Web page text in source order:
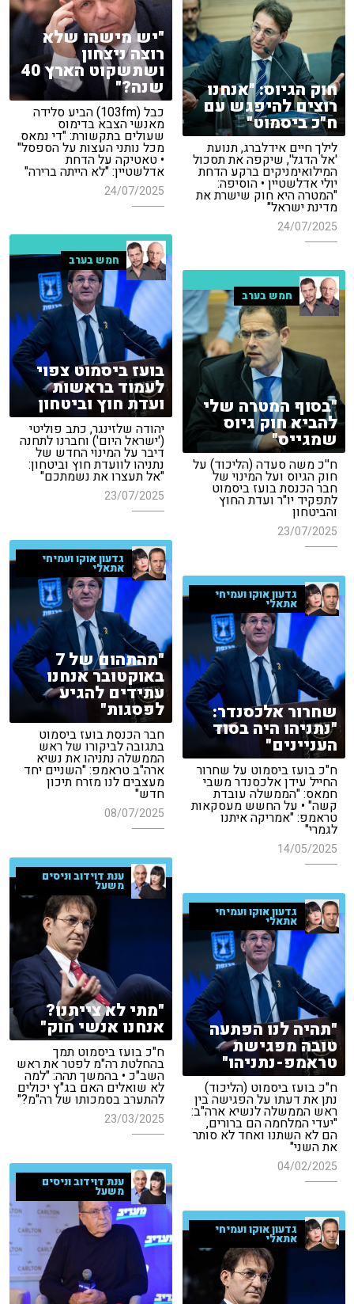
"יש מישהו שלא
רוצה ניצחון
ושתשקוט הארץ 40
שנה?"
כבל (103fm) הביע סלידה
מאנשי הצבא בדימוס
שעולים בתקשורת: "די נמאס
מכל נותני העצות על הספסל"
• טאטיקה על הדחת
אדלשטיין: "לא הייתה ברירה"
24/07/2025
חוק הגיוס: "אנחנו
רוצים להיפגש עם
ח"כ ביסמוט"
לילך חיים אידלברג, תנועת
'אל הדגל', שיקפה את תסכול
המילואימניקים ברקע הדחת
יולי אדלשטיין • הוסיפה:
"המטרה היא חוק שישרת את
מדינת ישראל"
24/07/2025
חמש בערב
בועז ביסמוט צפוי
לעמוד בראשות
ועדת חוץ וביטחון
יהודה שלזינגר, כתב פוליטי
('ישראל היום') וחברנו לתחנה
דיבר על המינוי החדש של
נתניהו לוועדת חוץ וביטחון:
"אל תעצרו את נשמתכם"
23/07/2025
חמש בערב
"בסוף המטרה שלי
להביא חוק גיוס
שמגייס"
ח''כ משה סעדה (הליכוד) על
חוק הגיוס ועל המינוי של
חבר הכנסת בועז ביסמוט
לתפקיד יו"ר ועדת החוץ
והביטחון
23/07/2025
גדעון אוקו ועמיחי
אתאלי
"מהתהום של 7
באוקטובר אנחנו
עתידים להגיע
לפסגות"
חבר הכנסת בועז ביסמוט
בתגובה לביקורו של ראש
הממשלה נתניהו את נשיא
ארה"ב טראמפ: "השניים יחד
מעצבים לנו מזרח תיכון
חדש"
08/07/2025
גדעון אוקו ועמיחי
אתאלי
שחרור אלכסנדר:
"נתניהו היה בסוד
העניינים"
ח"כ בועז ביסמוט על שחרור
החייל עידן אלכסנדר משבי
חמאס: "הממשלה עובדת
קשה" • על החשש מעסקאות
טראמפ: "אמריקה איתנו
לגמרי"
14/05/2025
ענת דוידוב וניסים
משעל
"מתי לא צייתנו?
אנחנו אנשי חוק"
ח"כ בועז ביסמוט תמך
בהחלטת רה"מ לפטר את ראש
השב"כ • בהמשך תהה: "למה
לא שואלים האם בג"ץ יכולים
להתערב בסמכותו של רה"מ?"
23/03/2025
גדעון אוקו ועמיחי
אתאלי
"תהיה לנו הפתעה
טובה מפגישת
טראמפ-נתניהו"
ח"כ בועז ביסמוט (הליכוד)
נתן את דעתו על הפגישה בין
ראש הממשלה לנשיא ארה"ב:
"יעדי המלחמה הם ברורים,
הם לא השתנו ואחד לא סותר
את השני"
04/02/2025
ענת דוידוב וניסים
משעל
גדעון אוקו ועמיחי
אתאלי